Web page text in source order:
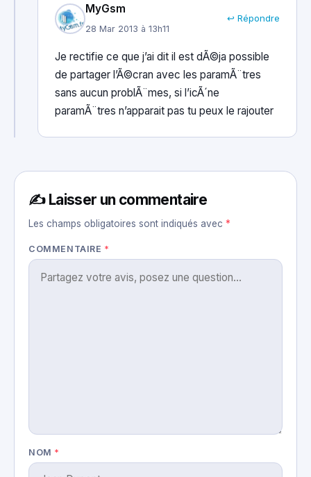
MyGsm
28 Mar 2013 à 13h11
↩ Répondre
Je rectifie ce que j’ai dit il est dÃ©ja possible
de partager l’Ã©cran avec les paramÃ¨tres
sans aucun problÃ¨mes, si l’icÃ´ne
paramÃ¨tres n’apparait pas tu peux le rajouter
✍️ Laisser un commentaire
Les champs obligatoires sont indiqués avec *
COMMENTAIRE *
NOM *